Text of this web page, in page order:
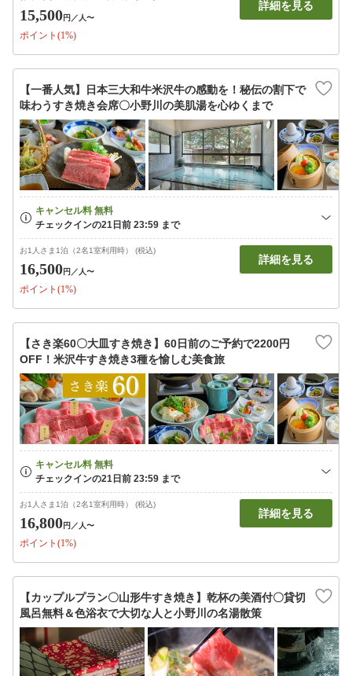
15,500円 ／人〜
ポイント(1%)
詳細を見る
【一番人気】日本三大和牛米沢牛の感動を！秘伝の割下で
味わうすき焼き会席〇小野川の美肌湯を心ゆくまで
お1人さま1泊（2名1室利用時） (税込)
16,500円 ／人〜
ポイント(1%)
詳細を見る
【さき楽60〇大皿すき焼き】60日前のご予約で2200円
OFF！米沢牛すき焼き3種を愉しむ美食旅
お1人さま1泊（2名1室利用時） (税込)
16,800円 ／人〜
ポイント(1%)
詳細を見る
【カップルプラン〇山形牛すき焼き】乾杯の美酒付〇貸切
風呂無料＆色浴衣で大切な人と小野川の名湯散策